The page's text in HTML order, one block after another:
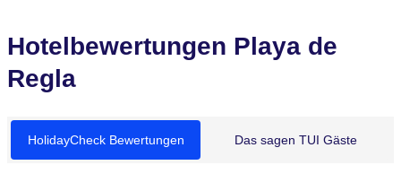
Hotelbewertungen Playa de
Regla
HolidayCheck Bewertungen Das sagen TUI Gäste